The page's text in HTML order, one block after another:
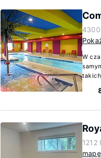
4300
W
1212
mapę